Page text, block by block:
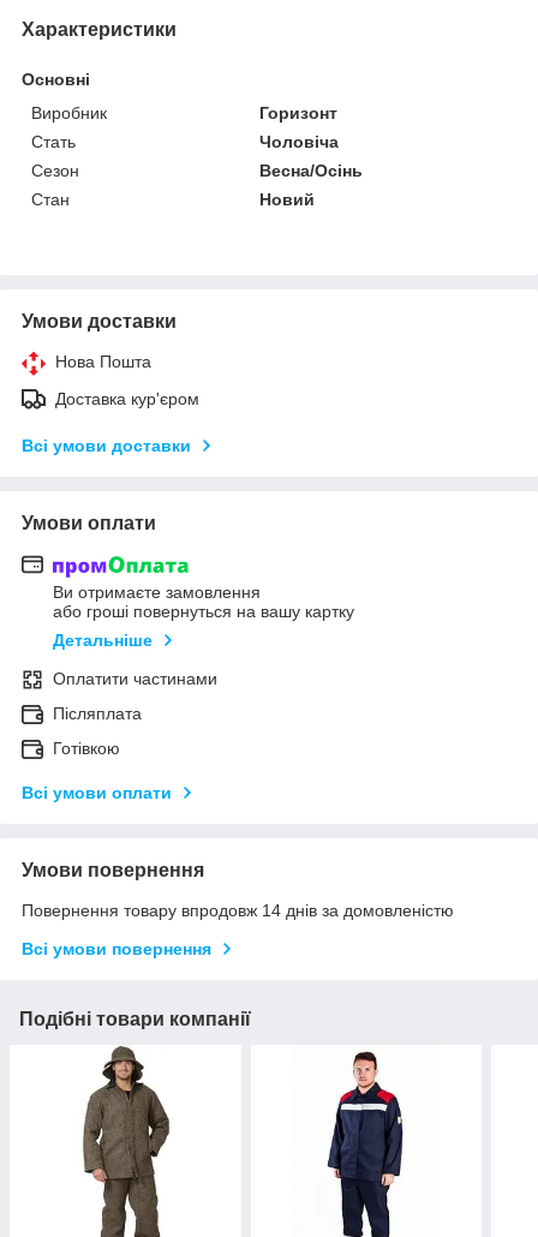
Характеристики
Основні
Виробник
Горизонт
Стать
Чоловіча
Сезон
Весна/Осінь
Стан
Новий
Умови доставки
Нова Пошта
Доставка кур'єром
Всі умови доставки
Умови оплати
Ви отримаєте замовлення
або гроші повернуться на вашу картку
Детальніше
Оплатити частинами
Післяплата
Готівкою
Всі умови оплати
Умови повернення
Повернення товару впродовж 14 днів за домовленістю
Всі умови повернення
Подібні товари компанії